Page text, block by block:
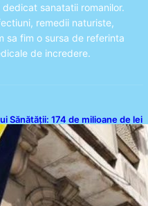
sanatatii romanilor.
remedii naturiste,
sa fim o sursa de referinta
de incredere.
Sănătății: 174 de milioane de lei
sistemului sanitar din România